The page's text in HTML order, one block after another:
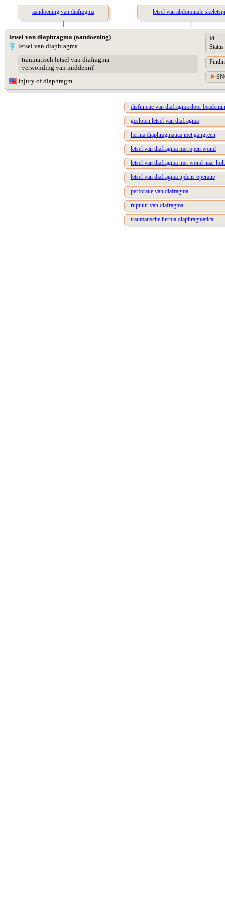
aandoening van diafragma
letsel van abdominale
|
|
letsel van diaphragma (aandoening)
letsel van diaphragma
traumatisch letsel van diafragma
verwonding van middenrif
Injury of diaphragm
Id
Status
disfunctie van diafragma door
gesloten letsel van diafragma
hernia diaphragmatica met gangreen
letsel van diafragma met open wond
letsel van diafragma met wond naar
letsel van diafragma tijdens operatie
perforatie van diafragma
ruptuur van diafragma
traumatische hernia diaphragmatica